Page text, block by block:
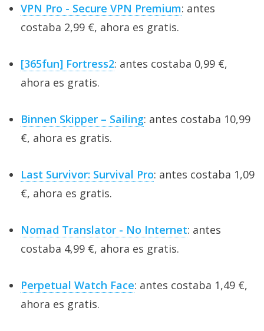
VPN Pro - Secure VPN Premium: antes
costaba 2,99 €, ahora es gratis.
[365fun] Fortress2: antes costaba 0,99 €,
ahora es gratis.
Binnen Skipper – Sailing: antes costaba 10,99
€, ahora es gratis.
Last Survivor: Survival Pro: antes costaba 1,09
€, ahora es gratis.
Nomad Translator - No Internet: antes
costaba 4,99 €, ahora es gratis.
Perpetual Watch Face: antes costaba 1,49 €,
ahora es gratis.